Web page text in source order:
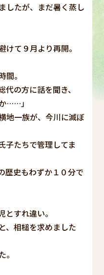
したが、まだ暑く蒸し
けて９月より再開。
。
の方に話を聞き、
……」
地一族が、今川に滅ぼ
子たちで管理してま
歴史もわずか１０分で
すれ違い。
、相槌を求めました